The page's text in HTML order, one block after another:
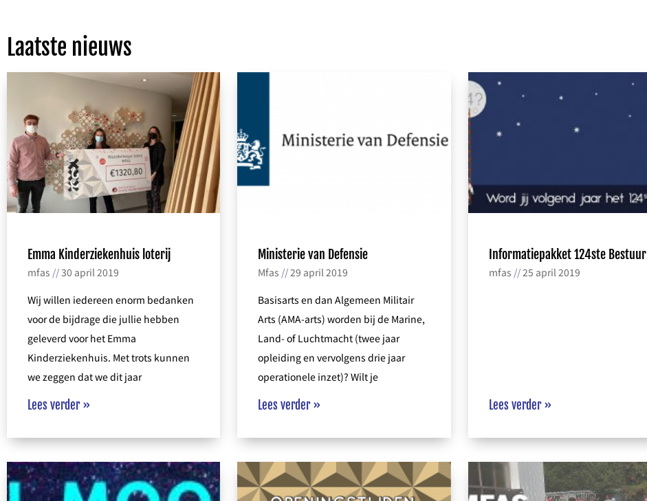
Laatste nieuws
Emma Kinderziekenhuis loterij
mfas
30 april 2019
Wij willen iedereen enorm bedanken
voor de bijdrage die jullie hebben
geleverd voor het Emma
Kinderziekenhuis. Met trots kunnen
we zeggen dat we dit jaar
Lees verder »
Ministerie van Defensie
Mfas
29 april 2019
Basisarts en dan Algemeen Militair
Arts (AMA-arts) worden bij de Marine,
Land- of Luchtmacht (twee jaar
opleiding en vervolgens drie jaar
operationele inzet)? Wilt je
Lees verder »
Informatiepakket 124ste Bestuur
mfas 25 april 2019
Lees verder »